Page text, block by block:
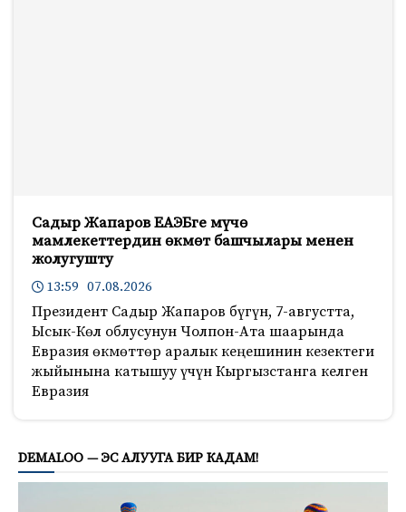
Садыр Жапаров ЕАЭБге мүчө
мамлекеттердин өкмөт башчылары менен
жолугушту
13:59 07.08.2026
Президент Садыр Жапаров бүгүн, 7-августта,
Ысык-Көл облусунун Чолпон-Ата шаарында
Евразия өкмөттөр аралык кеңешинин кезектеги
жыйынына катышуу үчүн Кыргызстанга келген
Евразия
DEMALOO — ЭС АЛУУГА БИР КАДАМ!